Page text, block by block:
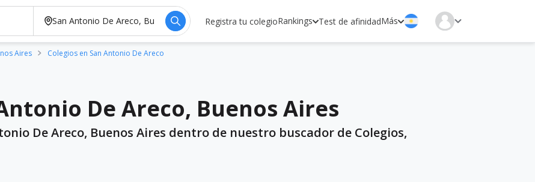
Registra tu colegioRankings Test de afinidadMás
Aires Colegios en San Antonio De Areco
De Areco, Buenos Aires
De Areco, Buenos Aires dentro de nuestro buscador de Colegios,